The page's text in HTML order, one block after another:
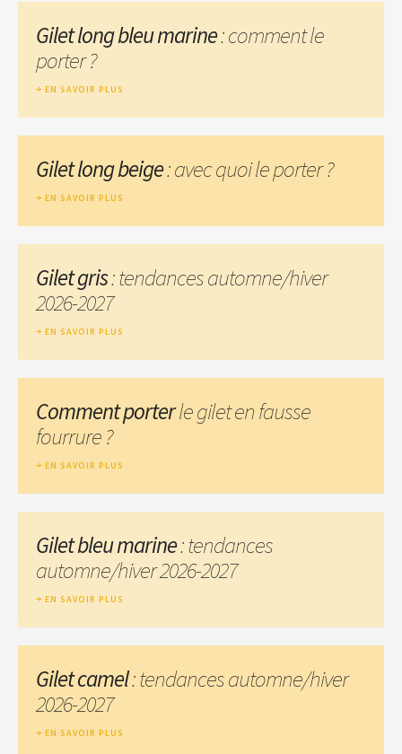
Gilet long bleu marine: comment le
porter ?
EN SAVOIR PLUS
Gilet long beige: avec quoi le porter ?
EN SAVOIR PLUS
Gilet gris: tendances automne/hiver
2026-2027
EN SAVOIR PLUS
Comment porterle gilet en fausse
fourrure ?
EN SAVOIR PLUS
Gilet bleu marine: tendances
automne/hiver 2026-2027
EN SAVOIR PLUS
Gilet camel: tendances automne/hiver
2026-2027
EN SAVOIR PLUS